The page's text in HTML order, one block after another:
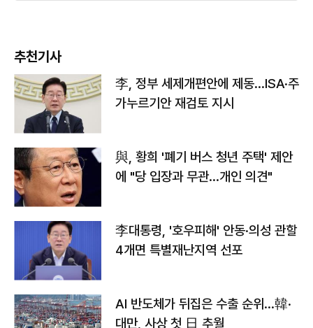
추천기사
李, 정부 세제개편안에 제동…ISA·주
가누르기안 재검토 지시
與, 황희 '폐기 버스 청년 주택' 제안
에 "당 입장과 무관…개인 의견"
李대통령, '호우피해' 안동·의성 관할
4개면 특별재난지역 선포
AI 반도체가 뒤집은 수출 순위…韓·
대만, 사상 첫 日 추월